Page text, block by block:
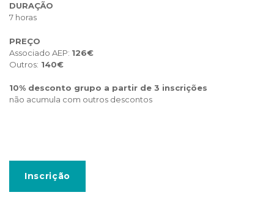
DURAÇÃO
7 horas
PREÇO
Associado AEP: 126€
Outros: 140€
10% desconto grupo a partir de 3 inscrições
não acumula com outros descontos
Inscrição